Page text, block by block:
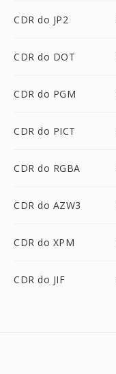
CDR do JP2
CDR do DOT
CDR do PGM
CDR do PICT
CDR do RGBA
CDR do AZW3
CDR do XPM
CDR do JIF